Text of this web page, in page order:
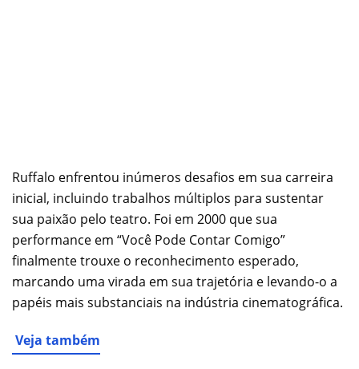
Ruffalo enfrentou inúmeros desafios em sua carreira
inicial, incluindo trabalhos múltiplos para sustentar
sua paixão pelo teatro. Foi em 2000 que sua
performance em “Você Pode Contar Comigo”
finalmente trouxe o reconhecimento esperado,
marcando uma virada em sua trajetória e levando-o a
papéis mais substanciais na indústria cinematográfica.
Veja também